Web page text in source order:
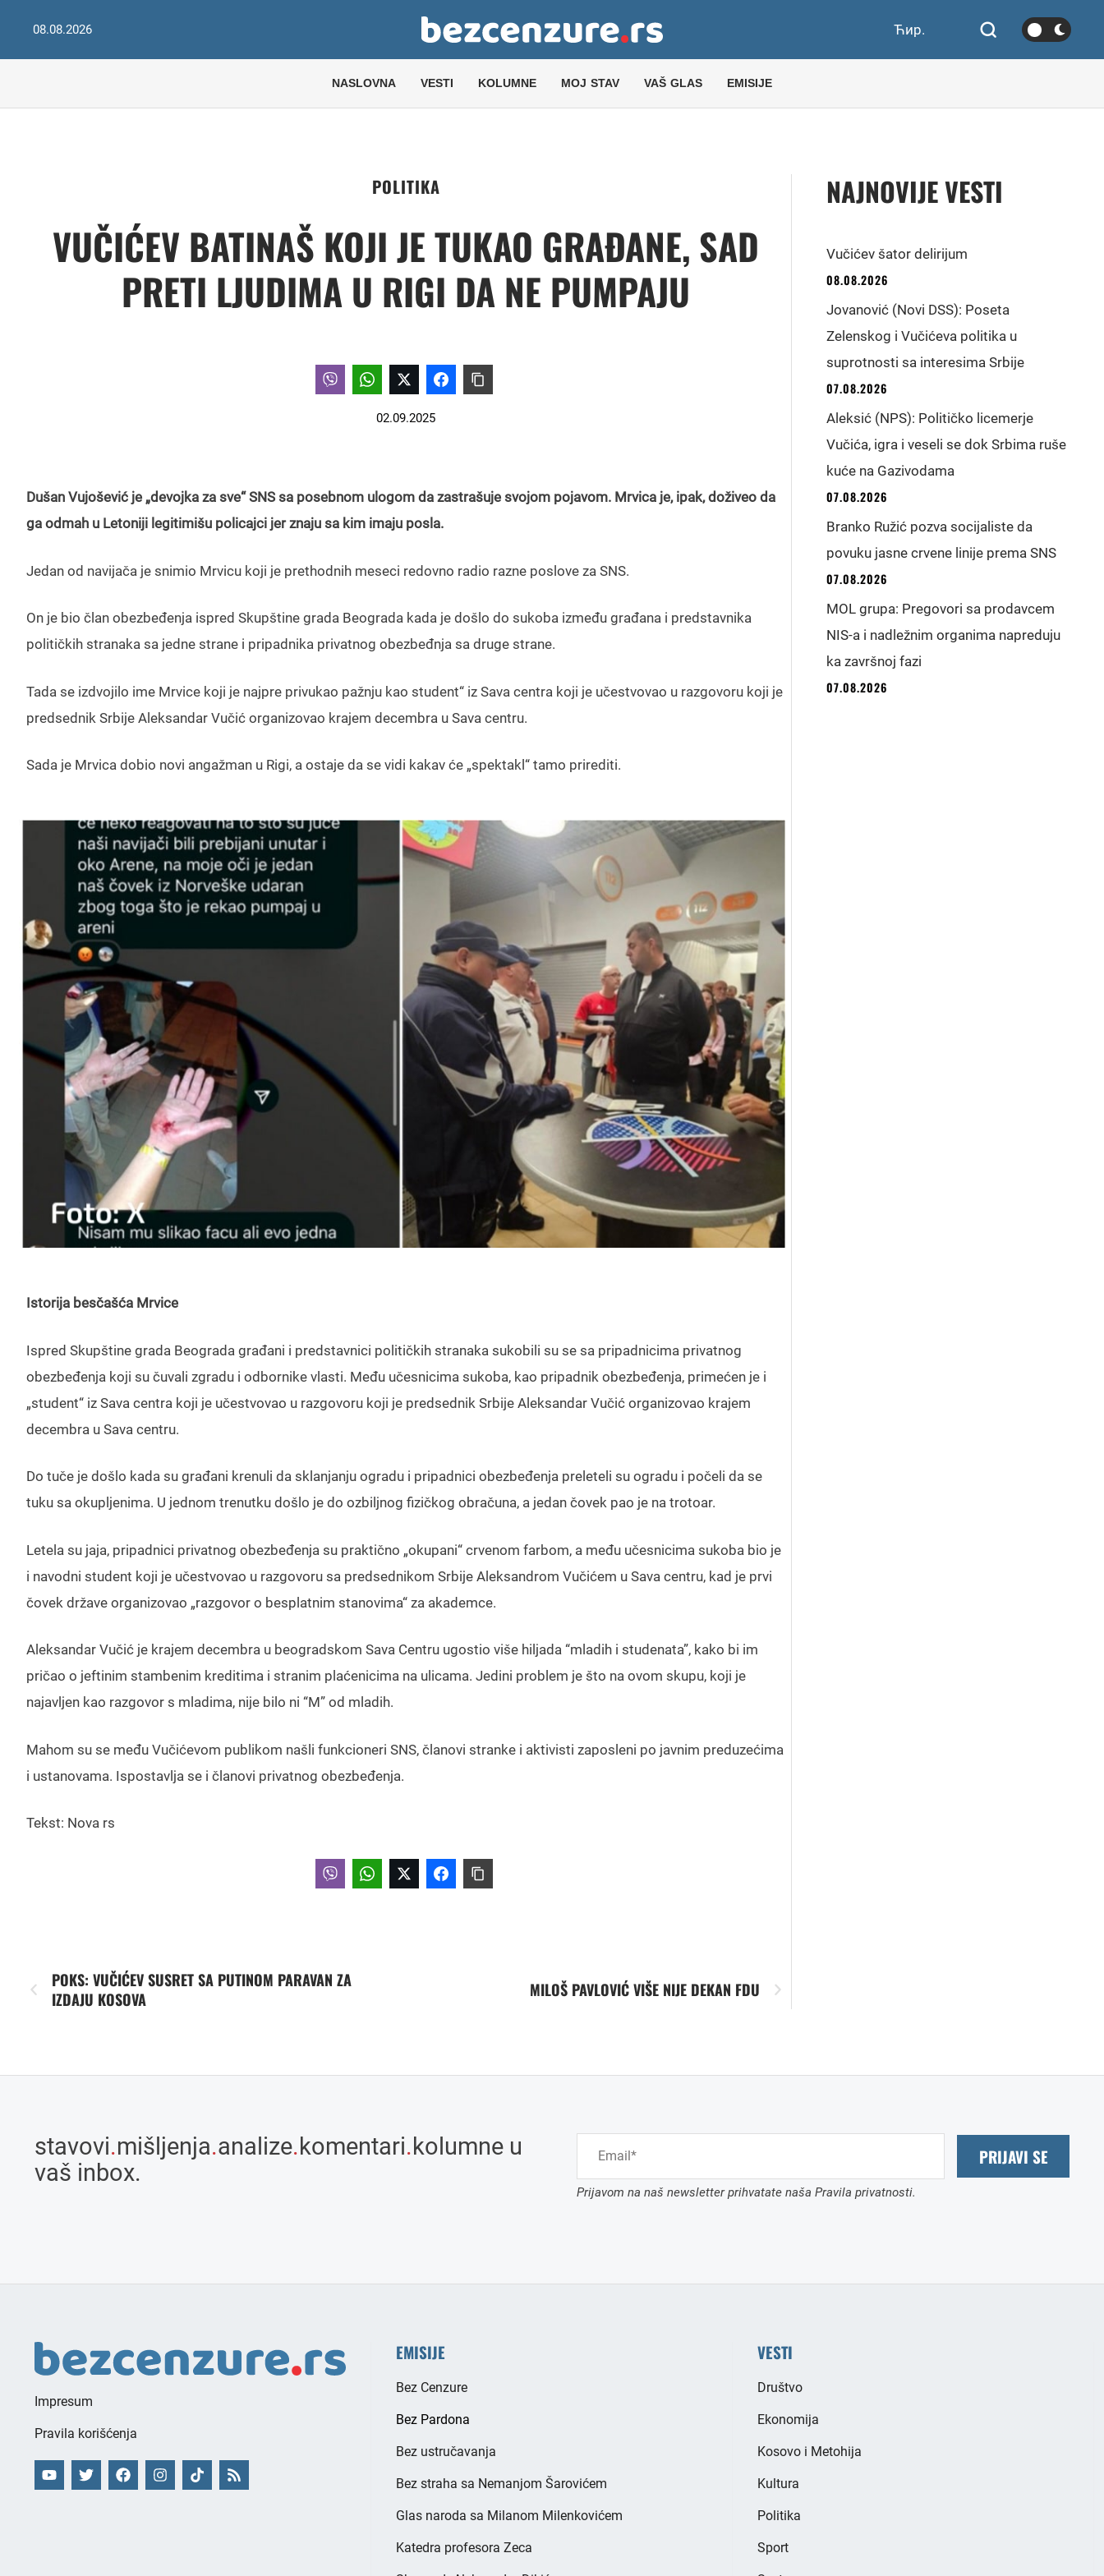
08.08.2026 Ћир.
NASLOVNA VESTI KOLUMNE MOJ STAV VAŠ GLAS EMISIJE
POLITIKA
VUČIĆEV BATINAŠ KOJI JE TUKAO GRAĐANE, SAD
PRETI LJUDIMA U RIGI DA NE PUMPAJU
02.09.2025
Dušan Vujošević je „devojka za sve“ SNS sa posebnom ulogom da zastrašuje svojom pojavom. Mrvica je, ipak, doživeo da
ga odmah u Letoniji legitimišu policajci jer znaju sa kim imaju posla.
Jedan od navijača je snimio Mrvicu koji je prethodnih meseci redovno radio razne poslove za SNS.
On je bio član obezbeđenja ispred Skupštine grada Beograda kada je došlo do sukoba između građana i predstavnika
političkih stranaka sa jedne strane i pripadnika privatnog obezbeđnja sa druge strane.
Tada se izdvojilo ime Mrvice koji je najpre privukao pažnju kao student“ iz Sava centra koji je učestvovao u razgovoru koji je
predsednik Srbije Aleksandar Vučić organizovao krajem decembra u Sava centru.
Sada je Mrvica dobio novi angažman u Rigi, a ostaje da se vidi kakav će „spektakl“ tamo prirediti.
Istorija besčašća Mrvice
Ispred Skupštine grada Beograda građani i predstavnici političkih stranaka sukobili su se sa pripadnicima privatnog
obezbeđenja koji su čuvali zgradu i odbornike vlasti. Među učesnicima sukoba, kao pripadnik obezbeđenja, primećen je i
„student“ iz Sava centra koji je učestvovao u razgovoru koji je predsednik Srbije Aleksandar Vučić organizovao krajem
decembra u Sava centru.
Do tuče je došlo kada su građani krenuli da sklanjanju ogradu i pripadnici obezbeđenja preleteli su ogradu i počeli da se
tuku sa okupljenima. U jednom trenutku došlo je do ozbiljnog fizičkog obračuna, a jedan čovek pao je na trotoar.
Letela su jaja, pripadnici privatnog obezbeđenja su praktično „okupani“ crvenom farbom, a među učesnicima sukoba bio je
i navodni student koji je učestvovao u razgovoru sa predsednikom Srbije Aleksandrom Vučićem u Sava centru, kad je prvi
čovek države organizovao „razgovor o besplatnim stanovima“ za akademce.
Aleksandar Vučić je krajem decembra u beogradskom Sava Centru ugostio više hiljada “mladih i studenata”, kako bi im
pričao o jeftinim stambenim kreditima i stranim plaćenicima na ulicama. Jedini problem je što na ovom skupu, koji je
najavljen kao razgovor s mladima, nije bilo ni “M” od mladih.
Mahom su se među Vučićevom publikom našli funkcioneri SNS, članovi stranke i aktivisti zaposleni po javnim preduzećima
i ustanovama. Ispostavlja se i članovi privatnog obezbeđenja.
Tekst: Nova rs
POKS: VUČIĆEV SUSRET SA PUTINOM PARAVAN ZA
IZDAJU KOSOVA
MILOŠ PAVLOVIĆ VIŠE NIJE DEKAN FDU
NAJNOVIJE VESTI
Vučićev šator delirijum
08.08.2026
Jovanović (Novi DSS): Poseta
Zelenskog i Vučićeva politika u
suprotnosti sa interesima Srbije
07.08.2026
Aleksić (NPS): Političko licemerje
Vučića, igra i veseli se dok Srbima ruše
kuće na Gazivodama
07.08.2026
Branko Ružić pozva socijaliste da
povuku jasne crvene linije prema SNS
07.08.2026
MOL grupa: Pregovori sa prodavcem
NIS-a i nadležnim organima napreduju
ka završnoj fazi
07.08.2026
stavovi.mišljenja.analize.komentari.kolumne u
vaš inbox.
PRIJAVI SE
Prijavom na naš newsletter prihvatate naša Pravila privatnosti.
Impresum
Pravila korišćenja
EMISIJE
Bez Cenzure
Bez Pardona
Bez ustručavanja
Bez straha sa Nemanjom Šarovićem
Glas naroda sa Milanom Milenkovićem
Katedra profesora Zeca
VESTI
Društvo
Ekonomija
Kosovo i Metohija
Kultura
Politika
Sport